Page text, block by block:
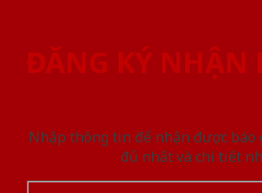
ĐĂNG KÝ NHẬN
Nhập thông tin để nhận được báo
đủ nhất và chi tiết